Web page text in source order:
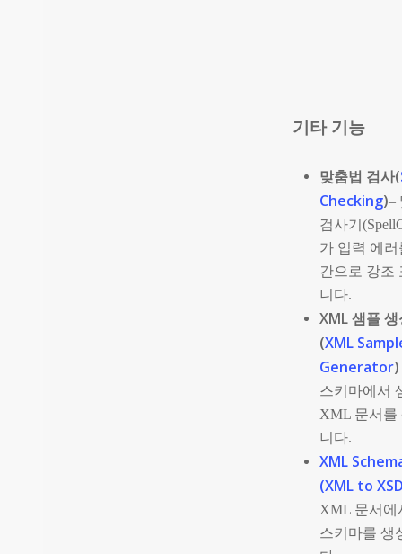
기타 기능
맞춤법 검사(
Checking)–
검사기
가 입력 에
간으로 강조
니다.
XML 샘플
(XML
Generator)
스키마에서
XML 문서를
니다.
XML
(XML to
XML 문서에
스키마를 생